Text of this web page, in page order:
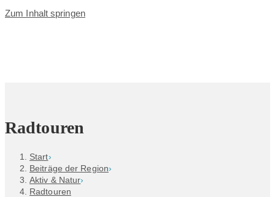
Zum Inhalt springen
Radtouren
Start›
Beiträge der Region›
Aktiv & Natur›
Radtouren